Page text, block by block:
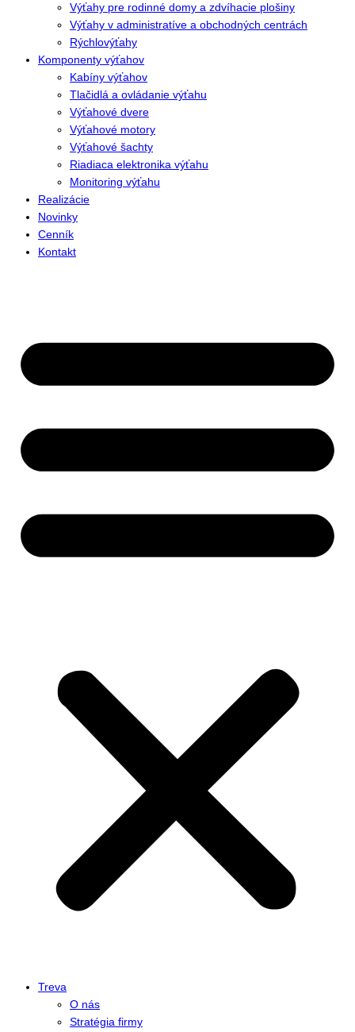
Výťahy pre rodinné domy a zdvíhacie plošiny
Výťahy v administratíve a obchodných centrách
Rýchlovýťahy
Komponenty výťahov
Kabíny výťahov
Tlačidlá a ovládanie výťahu
Výťahové dvere
Výťahové motory
Výťahové šachty
Riadiaca elektronika výťahu
Monitoring výťahu
Realizácie
Novinky
Cenník
Kontakt
Treva
O nás
Stratégia firmy